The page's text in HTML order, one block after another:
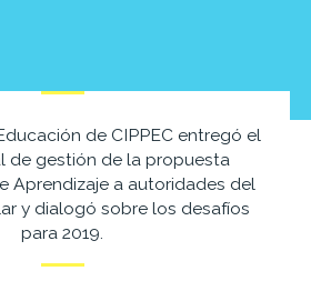
de CIPPEC entregó el
de gestión de la propuesta
Aprendizaje a autoridades del
y dialogó sobre los desafíos
para 2019.